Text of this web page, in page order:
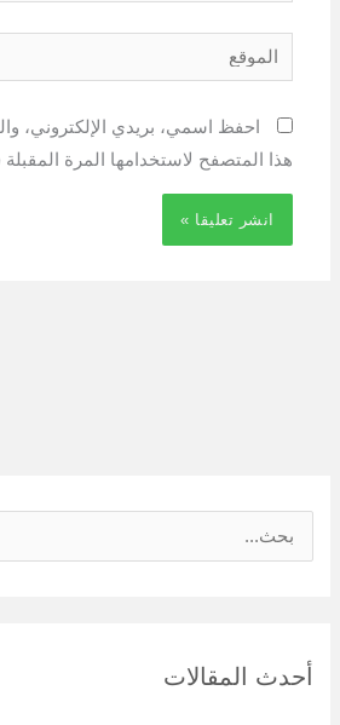
الموقع
احفظ اسمي، بريدي الإلكتروني،
هذا المتصفح لاستخدامها المرة
ثأحدث المقالات